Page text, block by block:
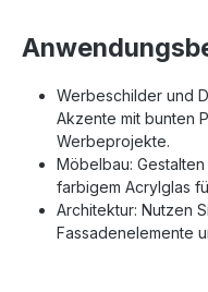
Werbeschilder und
Akzente mit bunten
Werbeprojekte.
Möbelbau:
farbigem Acrylglas
Architektur: Nutzen
Fassadenelemente